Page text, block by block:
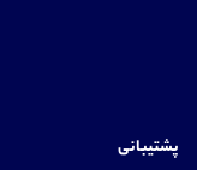
پشتیبانی